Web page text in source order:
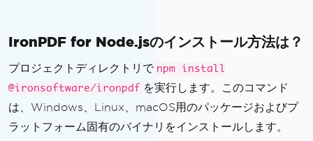
IronPDF for Node.jsのインストール方法は？
プロジェクトディレクトリで npm install
@ironsoftware/ironpdf を実行します。このコマンド
は、Windows、Linux、macOS用のパッケージおよびプ
ラットフォーム固有のバイナリをインストールします。